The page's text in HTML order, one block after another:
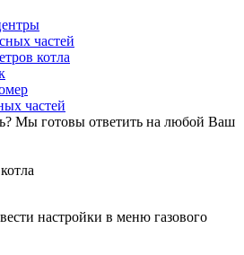
частей
котла
частей
Мы готовы ответить на любой Ваш
настройки в меню газового